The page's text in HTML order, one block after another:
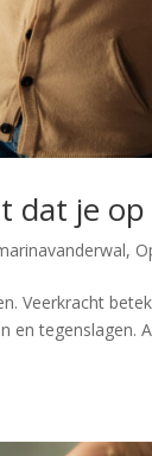
dat je
,
Veerkracht
en tegenslagen.